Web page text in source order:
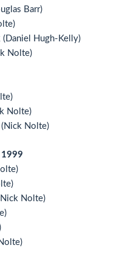
Barr)
Hugh-Kelly)
Nolte)
Nolte)
Nolte)
1999
Nolte)